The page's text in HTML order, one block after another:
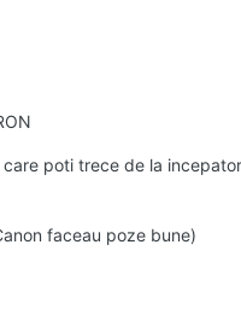
poti trece de la
faceau poze bune)